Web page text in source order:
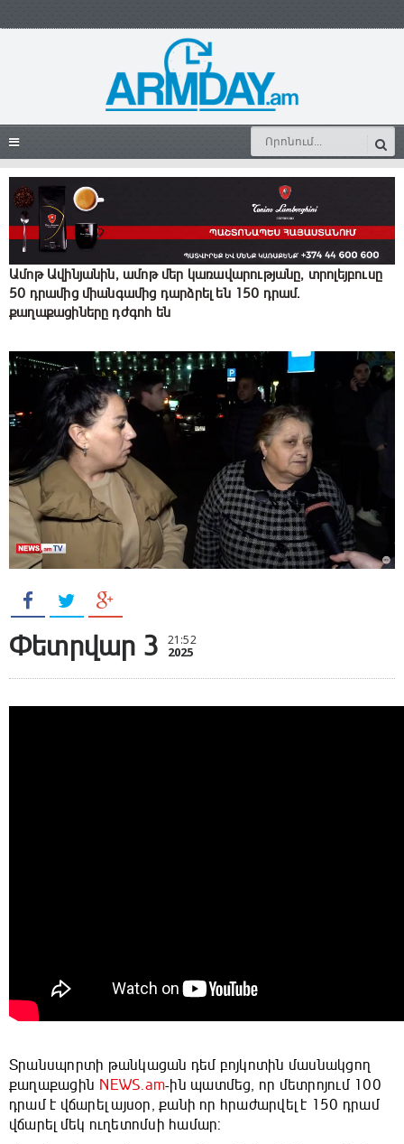
Ամոթ Ավինյանին, ամոթ մեր կառավարությանը, տրոլեյբուսը
50 դրամից միանգամից դարձրել են 150 դրամ.
քաղաքացիները դժգոհ են
Փետրվար 3 21:52
2025
Տրանսպորտի թանկացան դեմ բոյկոտին մասնակցող
քաղաքացին NEWS.am-ին պատմեց, որ մետրոյում 100
դրամ է վճարել այսօր, քանի որ հրաժարվել է 150 դրամ
վճարել մեկ ուղետոմսի համար: